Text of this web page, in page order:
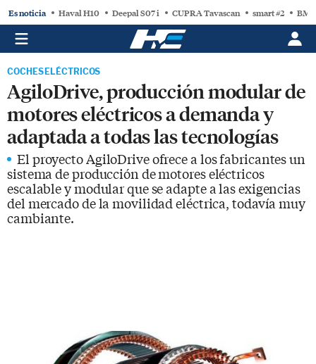
Es noticia Haval H10 Deepal S07 i CUPRA Tavascan smart #2
COCHES ELÉCTRICOS
AgiloDrive, producción modular de
motores eléctricos a demanda y
adaptada a todas las tecnologías
El proyecto AgiloDrive ofrece a los fabricantes un
sistema de producción de motores eléctricos
escalable y modular que se adapte a las exigencias
del mercado de la movilidad eléctrica, todavía muy
cambiante.